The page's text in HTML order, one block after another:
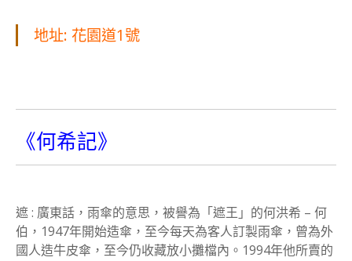
地址: 花園道1號
《何希記》
遮 : 廣東話，雨傘的意思，被譽為「遮王」的何洪希 – 何
伯，1947年開始造傘，至今每天為客人訂製雨傘，曾為外
國人造牛皮傘，至今仍收藏放小攤檔內。1994年他所賣的